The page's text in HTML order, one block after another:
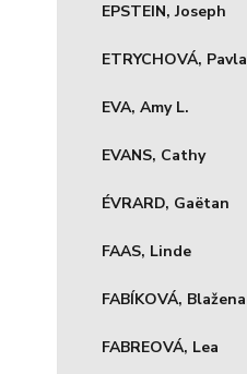
EPSTEIN, Joseph
ETRYCHOVÁ, Pavla
EVA, Amy L.
EVANS, Cathy
ÉVRARD, Gaëtan
FAAS, Linde
FABÍKOVÁ, Blažena
FABREOVÁ, Lea